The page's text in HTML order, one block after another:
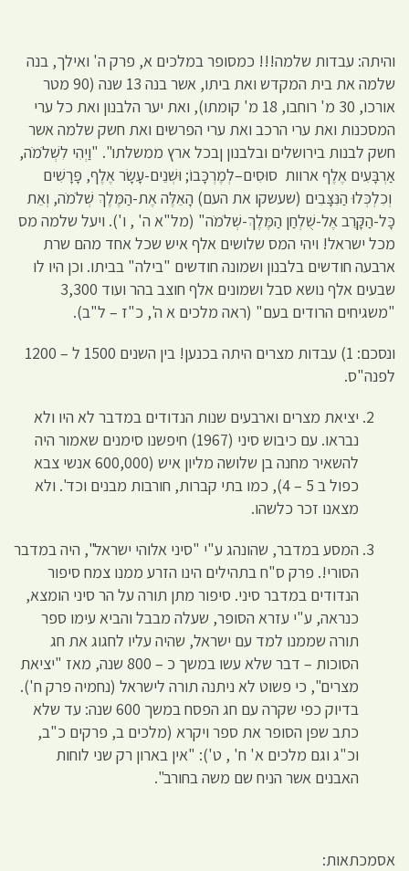
והיתה: עבדות שלמה!!! כמסופר במלכים א, פרק ה' ואילך, בנה
שלמה את בית המקדש ואת ביתו, אשר בנה 13 שנה (90 מטר
אורכו, 30 מ' רוחבו, 18 מ' קומתו), ואת יער הלבנון ואת כל ערי
המסכנות ואת ערי הרכב ואת ערי הפרשים ואת חשק שלמה אשר
חשק לבנות בירושלים ובלבנון ןבכל ארץ ממשלתו". "וַיְהִי לִשְׁלֹמֹה,
אַרְבָּעִים אֶלֶף ארוות סוּסִים–לְמֶרְכָּבוֹ; וּשְׁנֵים-עָשָׂר אֶלֶף, פָּרָשִׁים
וְכִלְכְּלוּ הַנִּצָּבִים (שעשקו את העם) הָאֵלֶּה אֶת-הַמֶּלֶךְ שְׁלֹמֹה, וְאֵת
כָּל-הַקָּרֵב אֶל-שֻׁלְחַן הַמֶּלֶךְ-שְׁלֹמֹה" (מל"א ה' , ו'). ויעל שלמה מס
מכל ישראל! ויהי המס שלושים אלף איש שכל אחד מהם שרת
ארבעה חודשים בלבנון ושמונה חודשים "בילה" בביתו. וכן היו לו
שבעים אלף נושא סבל ושמונים אלף חוצב בהר ועוד 3,300
"משגיחים הרודים בעם" (ראה מלכים א ה', כ"ז – ל"ב).
ונסכם: 1) עבדות מצרים היתה בכנען! בין השנים 1500 ל – 1200
לפנה"ס.
יציאת מצרים וארבעים שנות הנדודים במדבר לא היו ולא
נבראו. עם כיבוש סיני (1967) חיפשנו סימנים שאמור היה
להשאיר מחנה בן שלושה מליון איש (600,000 אנשי צבא
כפול ב 5 – 4), כמו בתי קברות, חורבות מבנים וכד'. ולא
מצאנו זכר כלשהו.
המסע במדבר, שהונהג ע"י "סיני אלוהי ישראל", היה במדבר
הסורי!. פרק ס"ח בתהילים הינו הזרע ממנו צמח סיפור
הנדודים במדבר סיני. סיפור מתן תורה על הר סיני הומצא,
כנראה, ע"י עזרא הסופר, שעלה מבבל והביא עימו ספר
תורה שממנו למד עם ישראל, שהיה עליו לחגוג את חג
הסוכות – דבר שלא עשו במשך כ – 800 שנה, מאז "יציאת
מצרים", כי פשוט לא ניתנה תורה לישראל (נחמיה פרק ח').
בדיוק כפי שקרה עם חג הפסח במשך 600 שנה: עד שלא
כתב שפן הסופר את ספר ויקרא (מלכים ב, פרקים כ"ב,
וכ"ג וגם מלכים א' ח' , ט'): "אין בארון רק שני לוחות
האבנים אשר הניח שם משה בחורב".
אסמכתאות: